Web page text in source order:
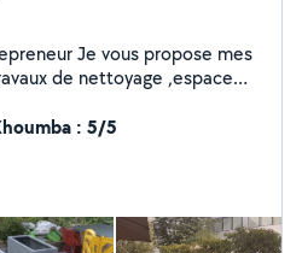
propose mes
de nettoyage ,espace
: 5/5